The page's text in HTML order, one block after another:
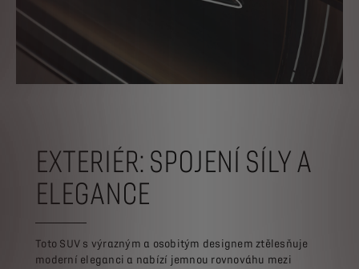
EXTERIÉR: SPOJENÍ SÍLY A
ELEGANCE
Toto SUV s výrazným a osobitým designem ztělesňuje
moderní eleganci a nabízí jemnou rovnováhu mezi